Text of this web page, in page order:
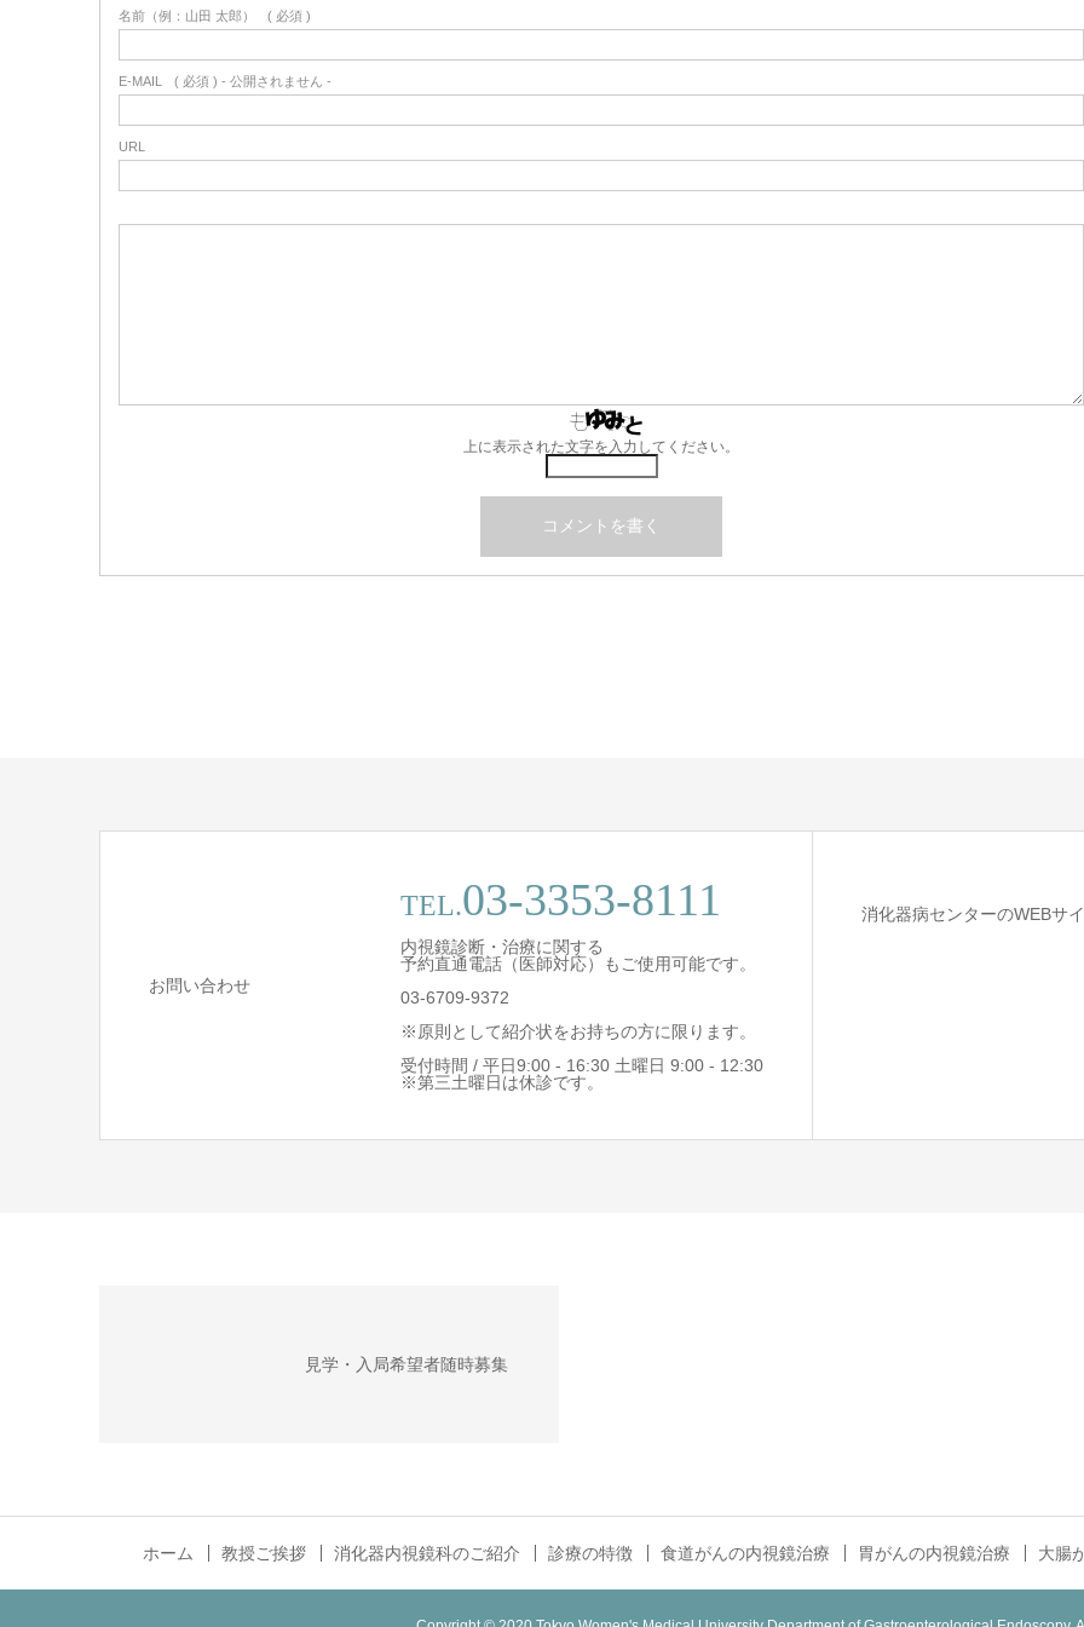
名前（例：山田 太郎） ( 必須 )
E-MAIL ( 必須 ) - 公開されません -
URL
上に表示された文字を入力してください。
お問い合わせ
TEL.03-3353-8111
内視鏡診断・治療に関する
予約直通電話（医師対応）もご使用可能です。
03-6709-9372
※原則として紹介状をお持ちの方に限ります。
受付時間 / 平日9:00 - 16:30 土曜日 9:00 - 12:30
※第三土曜日は休診です。
消化器病センターのWEBサ
見学・入局希望者随時募集
ホーム 教授ご挨拶 消化器内視鏡科のご紹介 診療の特徴 食道がんの内視鏡治療 胃がんの内視鏡治療 大腸